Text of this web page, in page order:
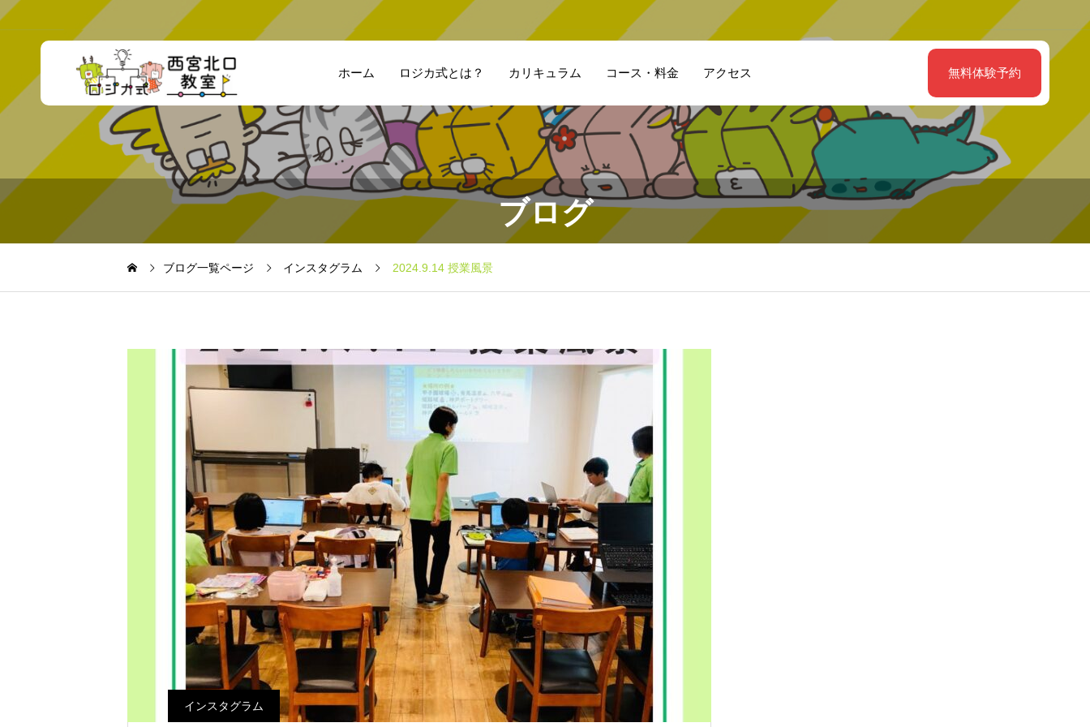
ホーム ロジカ式とは？ カリキュラム コース・料金 アクセス 無料体験予約
ブログ
ブログ一覧ページ インスタグラム 2024.9.14 授業風景
インスタグラム